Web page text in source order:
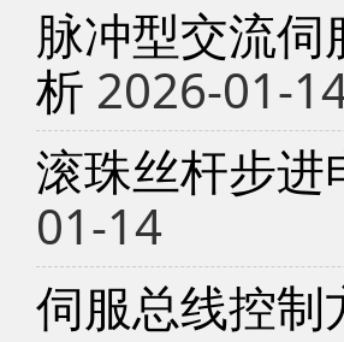
脉冲型交流
析 2026-01-
滚珠丝杆步进
01-14
伺服总线控制